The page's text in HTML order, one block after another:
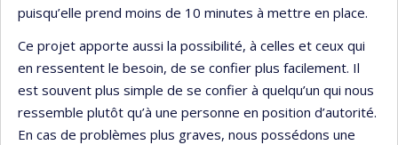
puisqu’elle prend moins de 10 minutes à mettre en place.
Ce projet apporte aussi la possibilité, à celles et ceux qui
en ressentent le besoin, de se confier plus facilement. Il
est souvent plus simple de se confier à quelqu’un qui nous
ressemble plutôt qu’à une personne en position d’autorité.
En cas de problèmes plus graves, nous possédons une